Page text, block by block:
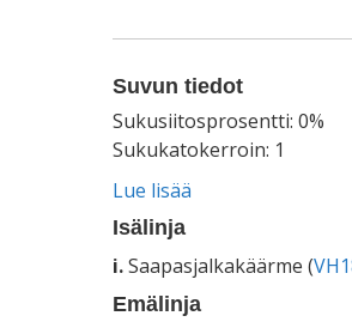
Suvun tiedot
Sukusiitosprosentti: 0%
Sukukatokerroin: 1
Lue lisää
Isälinja
i.Saapasjalkakäärme (
Emälinja